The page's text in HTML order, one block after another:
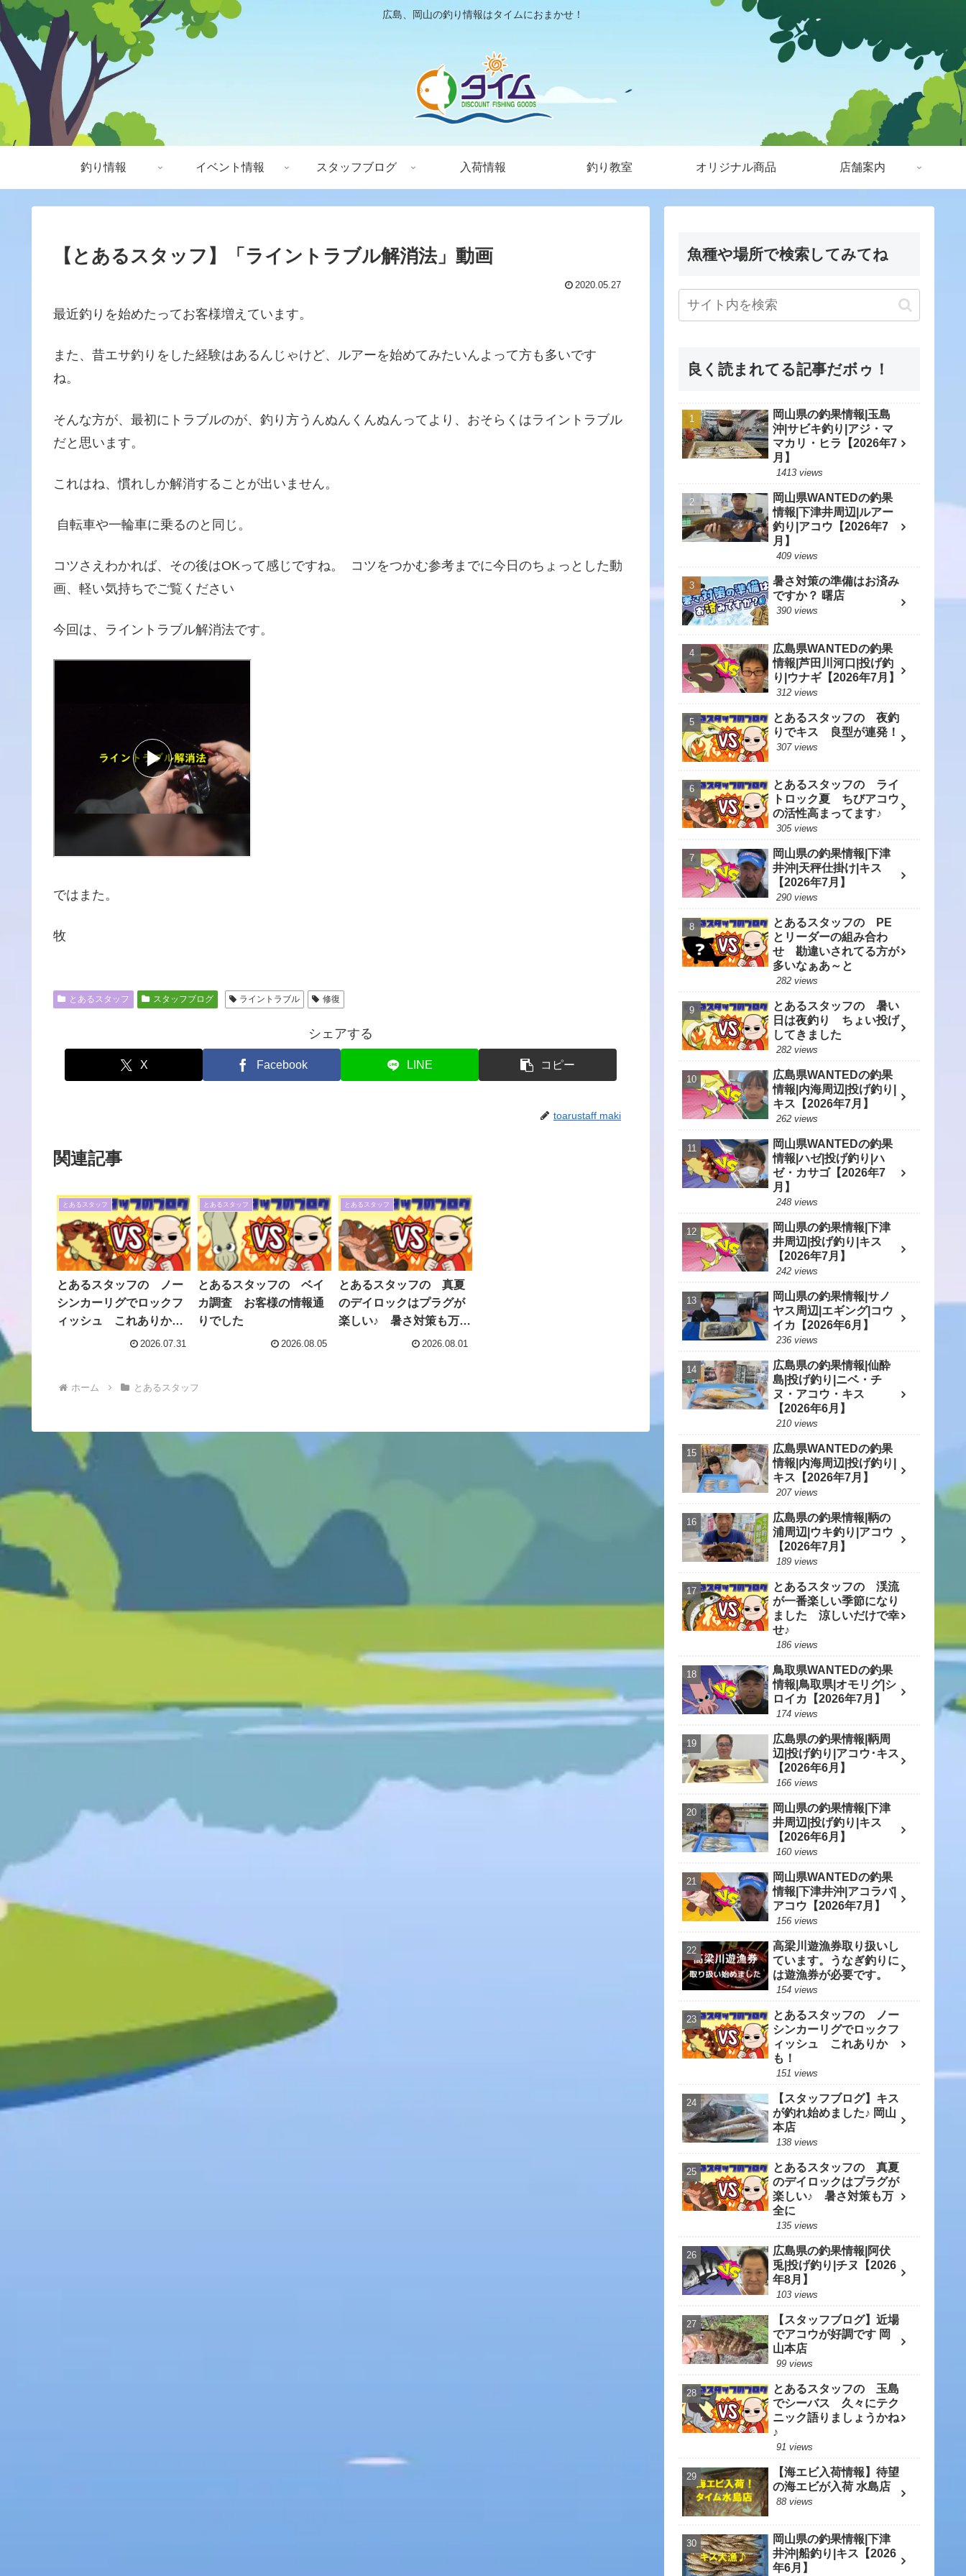
広島、岡山の釣り情報はタイムにおまかせ！
釣り情報 イベント情報 スタッフブログ 入荷情報 釣り教室 オリジナル商品 店舗案内
【とあるスタッフ】「ライントラブル解消法」動画
2020.05.27
最近釣りを始めたってお客様増えています。
また、昔エサ釣りをした経験はあるんじゃけど、ルアーを始めてみたいんよって方も多いです
ね。
そんな方が、最初にトラブルのが、釣り方うんぬんくんぬんってより、おそらくはライントラブル
だと思います。
これはね、慣れしか解消することが出いません。
自転車や一輪車に乗るのと同じ。
コツさえわかれば、その後はOKって感じですね。 コツをつかむ参考までに今日のちょっとした動
画、軽い気持ちでご覧ください
今回は、ライントラブル解消法です。
ではまた。
牧
とあるスタッフ スタッフブログ ライントラブル 修復
シェアする
X Facebook LINE コピー
toarustaff maki
関連記事
とあるスタッフ
とあるスタッフの ノー
シンカーリグでロックフ
ィッシュ これありか
2026.07.31
とあるスタッフ
とあるスタッフの ベイ
カ調査 お客様の情報通
りでした
2026.08.05
とあるスタッフ
とあるスタッフの 真夏
のデイロックはプラグが
楽しい♪ 暑さ対策も万全
2026.08.01
ホーム とあるスタッフ
魚種や場所で検索してみてね
良く読まれてる記事だボゥ！
岡山県の釣果情報|玉島
沖|サビキ釣り|アジ・マ
マカリ・ヒラ【2026年7
月】
1413 views
岡山県WANTEDの釣果
情報|下津井周辺|ルアー
釣り|アコウ【2026年7
月】
409 views
暑さ対策の準備はお済み
ですか？ 曙店
390 views
広島県WANTEDの釣果
情報|芦田川河口|投げ釣
り|ウナギ【2026年7月】
312 views
とあるスタッフの 夜釣
りでキス 良型が連発！
307 views
とあるスタッフの ライ
トロック夏 ちびアコウ
の活性高まってます♪
305 views
岡山県の釣果情報|下津
井沖|天秤仕掛け|キス
【2026年7月】
290 views
とあるスタッフの PE
とリーダーの組み合わ
せ 勘違いされてる方が
多いなぁあ～と
282 views
とあるスタッフの 暑い
日は夜釣り ちょい投げ
してきました
282 views
広島県WANTEDの釣果
情報|内海周辺|投げ釣り|
キス【2026年7月】
262 views
岡山県WANTEDの釣果
情報|ハゼ|投げ釣り|ハ
ゼ・カサゴ【2026年7
月】
248 views
岡山県の釣果情報|下津
井周辺|投げ釣り|キス
【2026年7月】
242 views
岡山県の釣果情報|サノ
ヤス周辺|エギング|コウ
イカ【2026年6月】
236 views
広島県の釣果情報|仙酔
島|投げ釣り|ニベ・チ
ヌ・アコウ・キス
【2026年6月】
210 views
広島県WANTEDの釣果
情報|内海周辺|投げ釣り|
キス【2026年7月】
207 views
広島県の釣果情報|鞆の
浦周辺|ウキ釣り|アコウ
【2026年7月】
189 views
とあるスタッフの 渓流
が一番楽しい季節になり
ました 涼しいだけで幸
せ♪
186 views
鳥取県WANTEDの釣果
情報|鳥取県|オモリグ|シ
ロイカ【2026年7月】
174 views
広島県の釣果情報|鞆周
辺|投げ釣り|アコウ･キス
【2026年6月】
166 views
岡山県の釣果情報|下津
井周辺|投げ釣り|キス
【2026年6月】
160 views
岡山県WANTEDの釣果
情報|下津井沖|アコラバ|
アコウ【2026年7月】
156 views
高梁川遊漁券取り扱いし
ています。うなぎ釣りに
は遊漁券が必要です。
154 views
とあるスタッフの ノー
シンカーリグでロックフ
ィッシュ これありか
も！
151 views
【スタッフブログ】キス
が釣れ始めました♪ 岡山
本店
138 views
とあるスタッフの 真夏
のデイロックはプラグが
楽しい♪ 暑さ対策も万
全に
135 views
広島県の釣果情報|阿伏
兎|投げ釣り|チヌ【2026
年8月】
103 views
【スタッフブログ】近場
でアコウが好調です 岡
山本店
99 views
とあるスタッフの 玉島
でシーバス 久々にテク
ニック語りましょうかね
♪
91 views
【海エビ入荷情報】待望
の海エビが入荷 水島店
88 views
岡山県の釣果情報|下津
井沖|船釣り|キス【2026
年6月】